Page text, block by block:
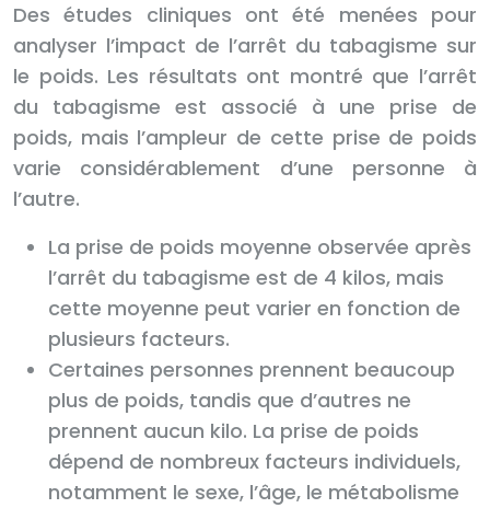
Des études cliniques ont été menées pour
analyser l’impact de l’arrêt du tabagisme sur
le poids. Les résultats ont montré que l’arrêt
du tabagisme est associé à une prise de
poids, mais l’ampleur de cette prise de poids
varie considérablement d’une personne à
l’autre.
La prise de poids moyenne observée après
l’arrêt du tabagisme est de 4 kilos, mais
cette moyenne peut varier en fonction de
plusieurs facteurs.
Certaines personnes prennent beaucoup
plus de poids, tandis que d’autres ne
prennent aucun kilo. La prise de poids
dépend de nombreux facteurs individuels,
notamment le sexe, l’âge, le métabolisme